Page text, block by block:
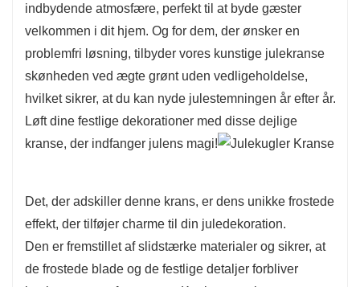
frostede effekt, der tilføjer charme til din
juledekoration.
Den er fremstillet af slidstærke materialer og
sikrer, at de frostede blade og de festlige
detaljer forbliver intakte sæson efter sæson.
Koglerne og bærene fremhæver kransens
opmærksomhed uden at være overdrevent
udsmykket.
Dens alsidige størrelse giver mulighed for
forskellige anvendelser, fra at hænge på døre til
indbydende atmosfære, perfekt til at byde gæster
velkommen i dit hjem. Og for dem, der ønsker en
problemfri løsning, tilbyder vores kunstige julekranse
skønheden ved ægte grønt uden vedligeholdelse,
hvilket sikrer, at du kan nyde julestemningen år efter år.
Løft dine festlige dekorationer med disse dejlige
kranse, der indfanger julens magi!
Det, der adskiller denne krans, er dens unikke frostede
effekt, der tilføjer charme til din juledekoration.
Den er fremstillet af slidstærke materialer og sikrer, at
de frostede blade og de festlige detaljer forbliver